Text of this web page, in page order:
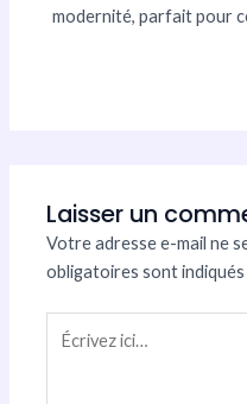
modernité, parfait pour
Laisser un
Votre adresse e-mail ne
obligatoires sont indiqués
ici…